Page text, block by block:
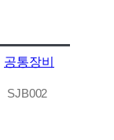
공통장비
SJB002